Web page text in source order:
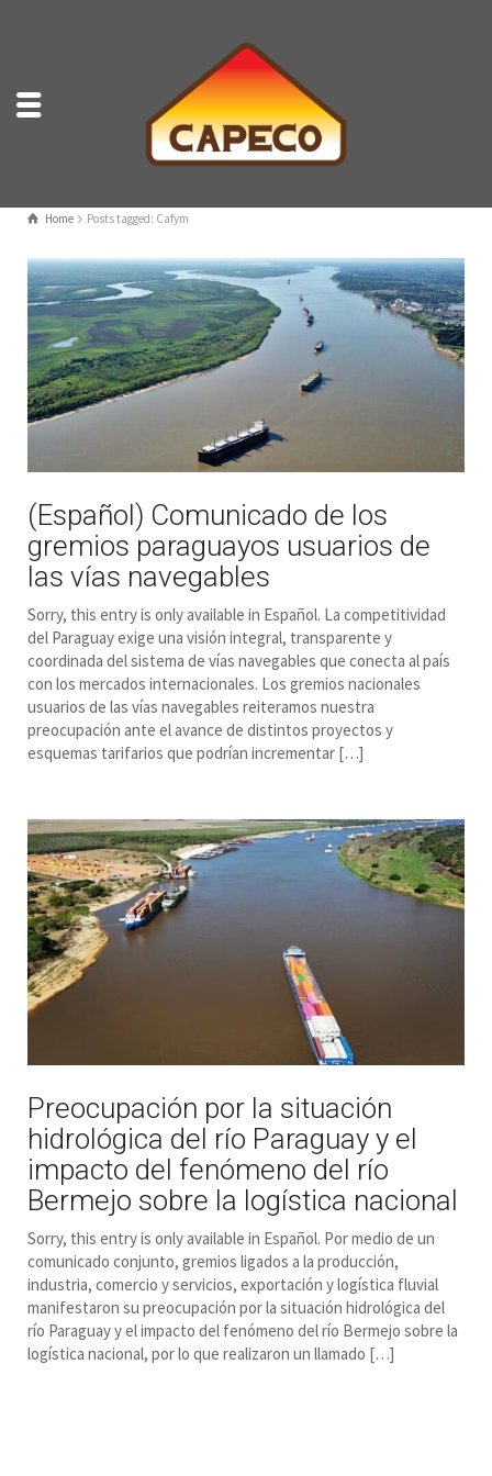
Home Posts tagged: Cafym
(Español) Comunicado de los
gremios paraguayos usuarios de
las vías navegables
Sorry, this entry is only available in Español. La competitividad
del Paraguay exige una visión integral, transparente y
coordinada del sistema de vías navegables que conecta al país
con los mercados internacionales. Los gremios nacionales
usuarios de las vías navegables reiteramos nuestra
preocupación ante el avance de distintos proyectos y
esquemas tarifarios que podrían incrementar […]
Preocupación por la situación
hidrológica del río Paraguay y el
impacto del fenómeno del río
Bermejo sobre la logística nacional
Sorry, this entry is only available in Español. Por medio de un
comunicado conjunto, gremios ligados a la producción,
industria, comercio y servicios, exportación y logística fluvial
manifestaron su preocupación por la situación hidrológica del
río Paraguay y el impacto del fenómeno del río Bermejo sobre la
logística nacional, por lo que realizaron un llamado […]